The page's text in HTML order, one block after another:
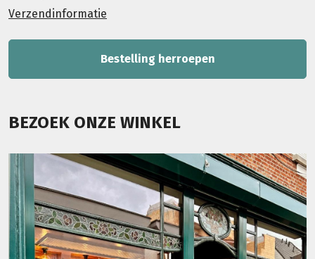
Verzendinformatie
Bestelling herroepen
BEZOEK ONZE WINKEL